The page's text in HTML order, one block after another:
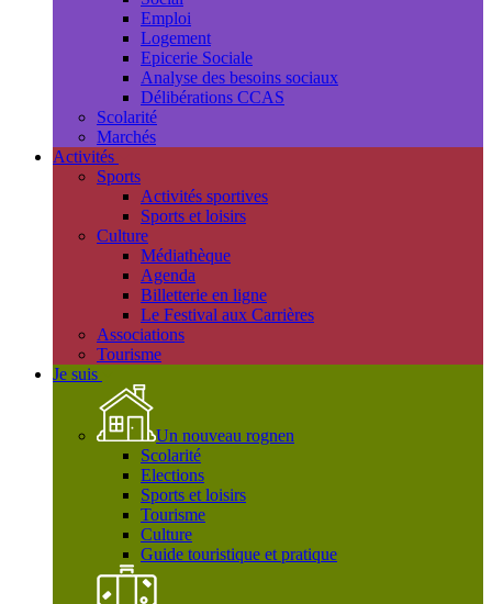
Emploi
Logement
Epicerie Sociale
Analyse des besoins sociaux
Délibérations CCAS
Scolarité
Marchés
Activités
Sports
Activités sportives
Sports et loisirs
Culture
Médiathèque
Agenda
Billetterie en ligne
Le Festival aux Carrières
Associations
Tourisme
Je suis
Un nouveau rognen
Scolarité
Elections
Sports et loisirs
Tourisme
Culture
Guide touristique et pratique